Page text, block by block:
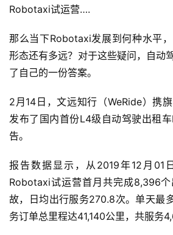
Robotaxi试运营….
那么当下Robotaxi发展到何种水平
形态还有多远？对于这些疑问，自动
了自己的一份答案。
2月14日，文远知行（WeRide）携
发布了国内首份L4级自动驾驶出租
告。
报告数据显示，从2019年12月01
Robotaxi试运营首月共完成8,396
故，日均出行服务270.8次。单天最
务订单总里程达41,140公里，共服务